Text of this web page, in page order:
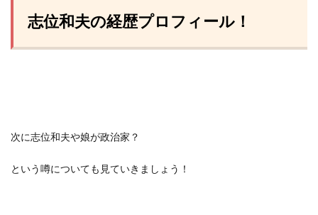
志位和夫の経歴プロフィール！
次に志位和夫や娘が政治家？
という噂についても見ていきましょう！